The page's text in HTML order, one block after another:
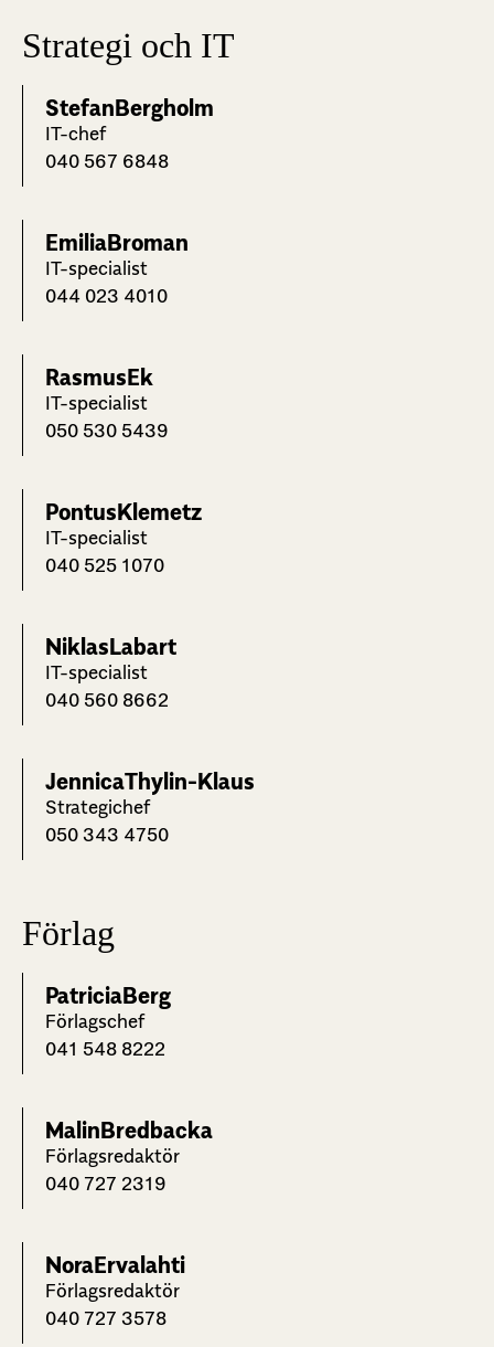
Strategi och IT
StefanBergholm
IT-chef
040 567 6848
EmiliaBroman
IT-specialist
044 023 4010
RasmusEk
IT-specialist
050 530 5439
PontusKlemetz
IT-specialist
040 525 1070
NiklasLabart
IT-specialist
040 560 8662
JennicaThylin-Klaus
Strategichef
050 343 4750
Förlag
PatriciaBerg
Förlagschef
041 548 8222
MalinBredbacka
Förlagsredaktör
040 727 2319
NoraErvalahti
Förlagsredaktör
040 727 3578